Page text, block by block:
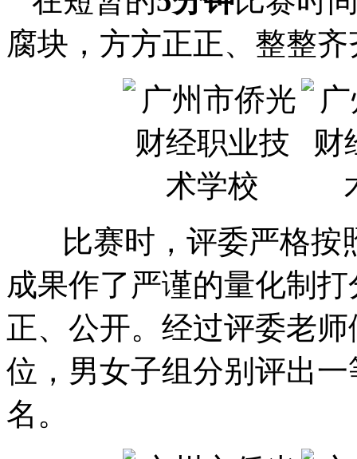
腐块，方方正正、整整
比赛时，评委严格按
成果作了严谨的量化制
正、公开。经过评委老
位，男女子组分别评出
名。